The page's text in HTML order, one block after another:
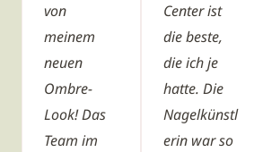
von
meinem
neuen
Ombre-
Look! Das
Team im
Center ist
die beste,
die ich je
hatte. Die
Nagelkünstl
erin war so